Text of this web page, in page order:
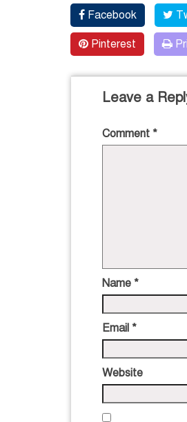
Facebook
Pinterest
Leave a
Comment *
Name *
Email *
Website